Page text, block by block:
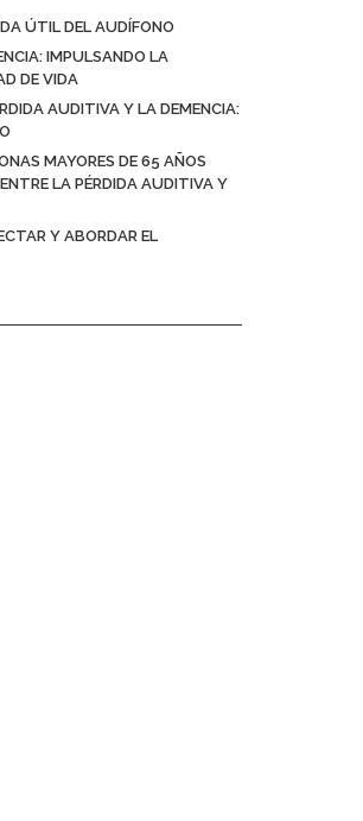
ÚTIL DEL AUDÍFONO
IMPULSANDO LA
DE VIDA
AUDITIVA Y LA DEMENCIA:
MAYORES DE 65 AÑOS
LA PÉRDIDA AUDITIVA Y
Y ABORDAR EL